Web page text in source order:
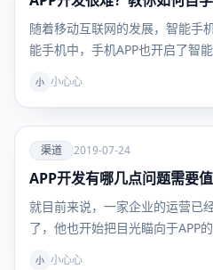
随着移动互联网的发展，智能手
能手机中，手机APP也开启了智
小 小心心
爱
渠道
渠道 2019-07-24
APP开发有哪几点问题需要值
就目前来说，一家企业的运营已
了，他也开始把目光瞄向于APP
小 小心心